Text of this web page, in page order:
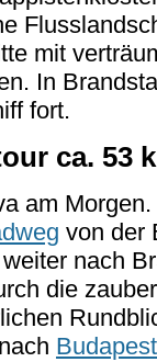
mit
In
fort.
ca. 53
am Morgen.
von der
nach
die
Budapest